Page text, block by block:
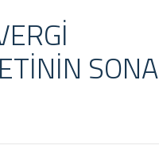
SONA